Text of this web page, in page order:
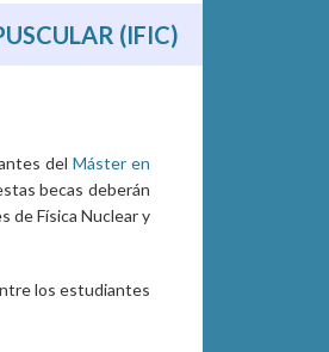
(IFIC)
delMáster en
becas deberán
de Física Nuclear y
los estudiantes